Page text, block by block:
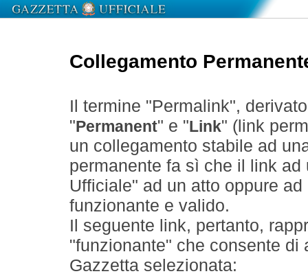
Collegamento
Il termine "Permalink",
" Permanent" e " Link" (link
un collegamento stabile ad
permanente fa sì che il link
Ufficiale" ad un atto oppure
funzionante e valido.
Il seguente link, pertanto,
"funzionante" che consente
Gazzetta selezionata: